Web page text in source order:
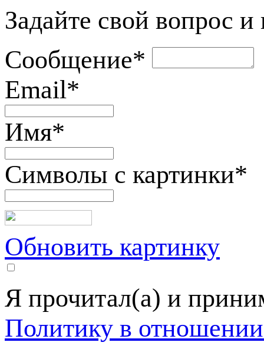
Задайте свой вопрос
Сообщение*
Email*
Имя*
Символы с картинки*
Обновить картинку
Я прочитал(а) и
Политику в